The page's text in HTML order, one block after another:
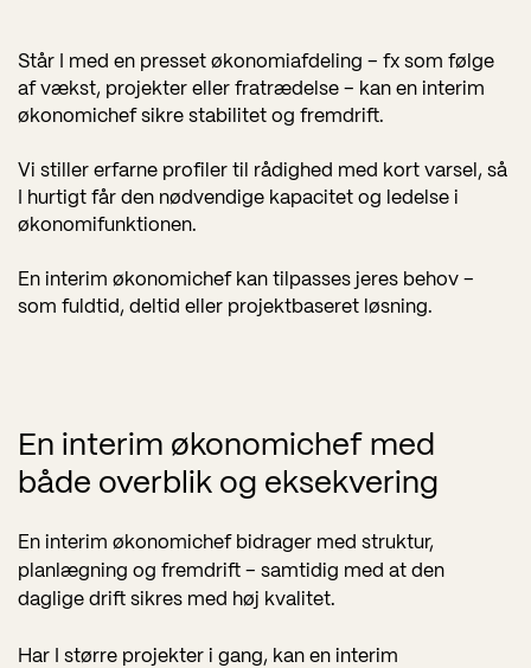
Står I med en presset økonomiafdeling – fx som følge
af vækst, projekter eller fratrædelse – kan en interim
økonomichef sikre stabilitet og fremdrift.
Vi stiller erfarne profiler til rådighed med kort varsel, så
I hurtigt får den nødvendige kapacitet og ledelse i
økonomifunktionen.
En interim økonomichef kan tilpasses jeres behov –
som fuldtid, deltid eller projektbaseret løsning.
En interim økonomichef med
både overblik og eksekvering
En interim økonomichef bidrager med struktur,
planlægning og fremdrift – samtidig med at den
daglige drift sikres med høj kvalitet.
Har I større projekter i gang, kan en interim